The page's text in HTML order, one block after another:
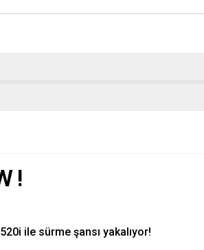
!
ile sürme şansı yakalıyor!